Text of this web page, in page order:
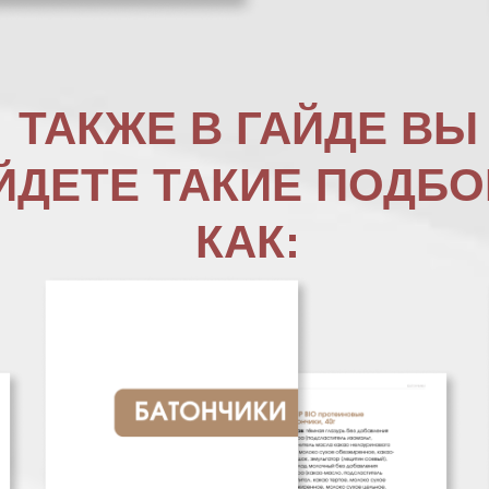
ТАКЖЕ В ГАЙДЕ ВЫ
ТАКИЕ
КАК: